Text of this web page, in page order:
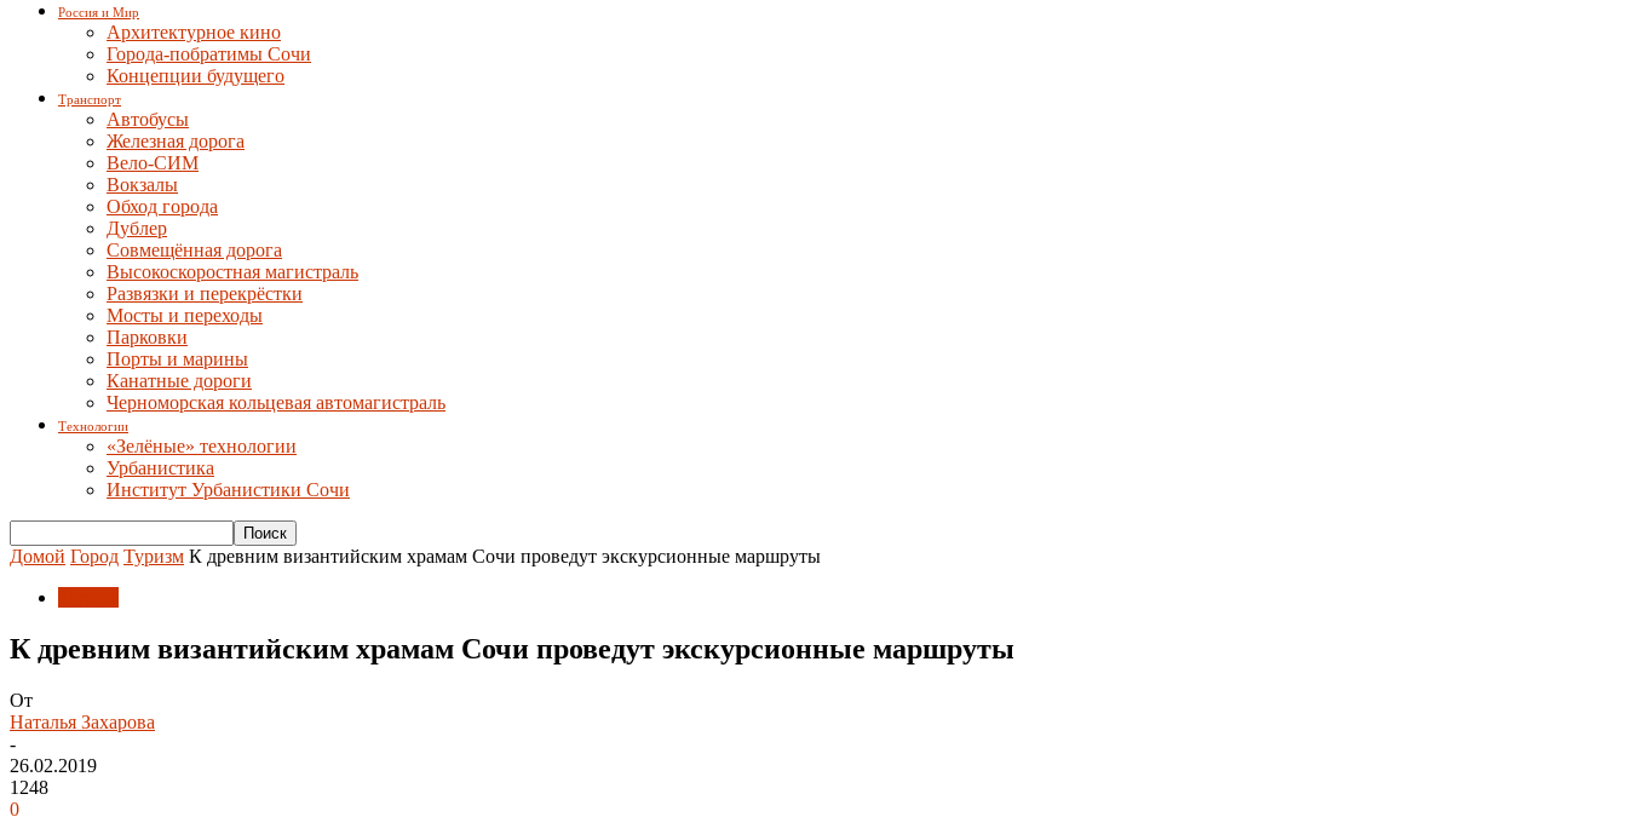
Россия и Мир
Архитектурное кино
Города-побратимы Сочи
Концепции будущего
Транспорт
Автобусы
Железная дорога
Вело-СИМ
Вокзалы
Обход города
Дублер
Совмещённая дорога
Высокоскоростная магистраль
Развязки и перекрёстки
Мосты и переходы
Парковки
Порты и марины
Канатные дороги
Черноморская кольцевая автомагистраль
Технологии
«Зелёные» технологии
Урбанистика
Институт Урбанистики Сочи
Домой Город Туризм К древним византийским храмам Сочи проведут экскурсионные маршруты
К древним византийским храмам Сочи проведут экскурсионные маршруты
От
Наталья Захарова
-
26.02.2019
1248
0